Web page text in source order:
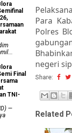
Para
Polres
negeri
Share:
Related
Final
TNI-
—